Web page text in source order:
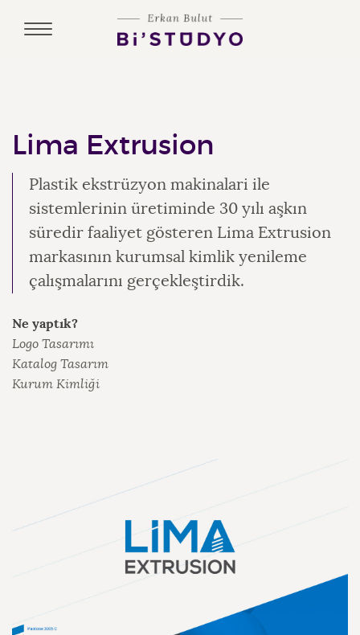
Lima Extrusion
Plastik ekstrüzyon makinalari ile
sistemlerinin üretiminde 30 yılı aşkın
süredir faaliyet gösteren Lima Extrusion
markasının kurumsal kimlik yenileme
çalışmalarını gerçekleştirdik.
Ne yaptık?
Logo Tasarımı
Katalog Tasarım
Kurum Kimliği